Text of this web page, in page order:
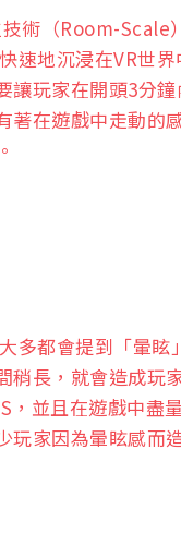
術（Room-Scale
速地沉浸在VR世
玩家在開頭3分
在遊戲中走動的
多都會提到「暈
長，就會造成玩
並且在遊戲中盡
家因為暈眩感而